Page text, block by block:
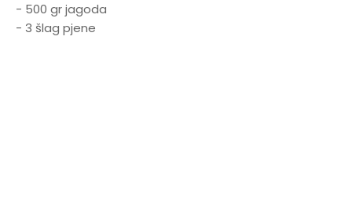
- 500 gr jagoda
- 3 šlag pjene